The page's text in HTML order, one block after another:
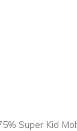
Super Kid